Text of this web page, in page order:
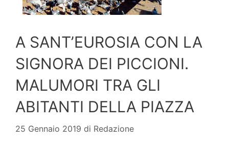
A SANT’EUROSIA CON LA
SIGNORA DEI PICCIONI.
MALUMORI TRA GLI
ABITANTI DELLA PIAZZA
25 Gennaio 2019 di Redazione